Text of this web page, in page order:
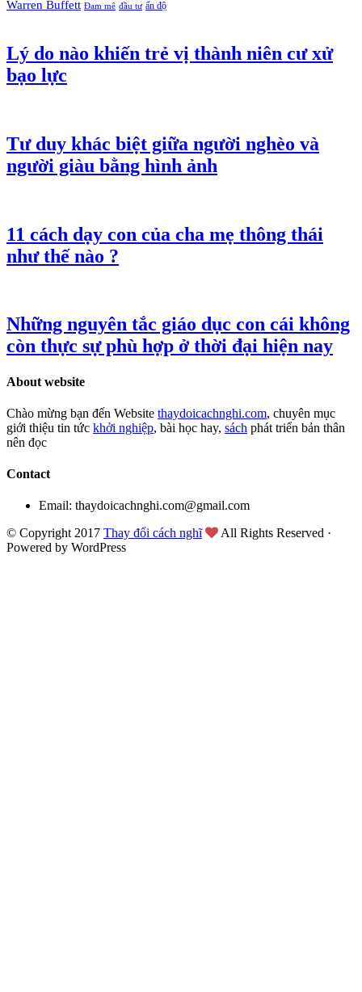
Warren Buffett Đam mê đầu tư ấn độ
Lý do nào khiến trẻ vị thành niên cư xử
bạo lực
Tư duy khác biệt giữa người nghèo và
người giàu bằng hình ảnh
11 cách dạy con của cha mẹ thông thái
như thế nào ?
Những nguyên tắc giáo dục con cái không
còn thực sự phù hợp ở thời đại hiện nay
About website
Chào mừng bạn đến Website thaydoicachnghi.com, chuyên mục
giới thiệu tin tức khởi nghiệp, bài học hay, sách phát triển bản thân
nên đọc
Contact
Email: thaydoicachnghi.com@gmail.com
© Copyright 2017 Thay đổi cách nghĩ
All Rights Reserved ·
Powered by WordPress